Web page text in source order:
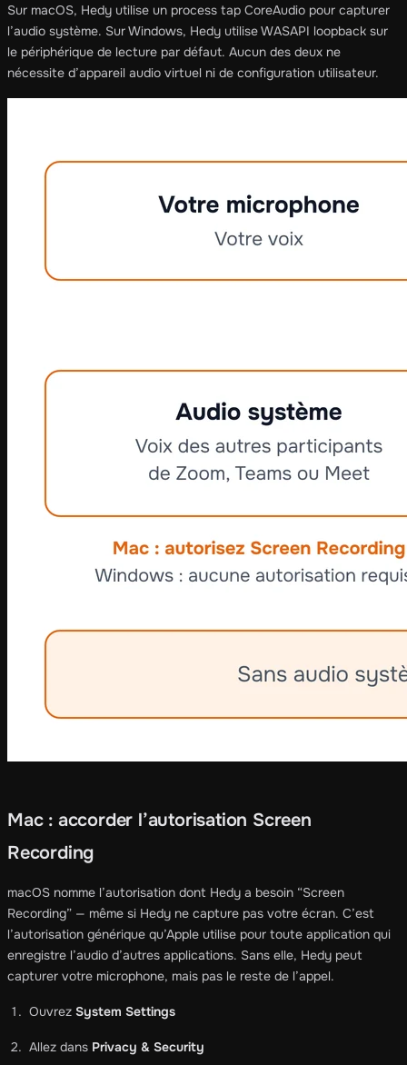
Sur macOS, Hedy utilise un process tap CoreAudio pour capturer
l’audio système. Sur Windows, Hedy utilise WASAPI loopback sur
le périphérique de lecture par défaut. Aucun des deux ne
nécessite d’appareil audio virtuel ni de configuration utilisateur.
Mac : accorder l’autorisation Screen
Recording
macOS nomme l’autorisation dont Hedy a besoin “Screen
Recording” — même si Hedy ne capture pas votre écran. C’est
l’autorisation générique qu’Apple utilise pour toute application qui
enregistre l’audio d’autres applications. Sans elle, Hedy peut
capturer votre microphone, mais pas le reste de l’appel.
Ouvrez System Settings
Allez dans Privacy & Security